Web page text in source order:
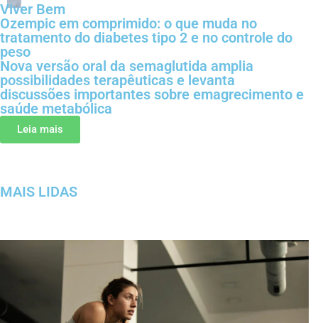
Viver Bem
Ozempic em comprimido: o que muda no
tratamento do diabetes tipo 2 e no controle do
peso
Nova versão oral da semaglutida amplia
possibilidades terapêuticas e levanta
discussões importantes sobre emagrecimento e
saúde metabólica
Leia mais
MAIS LIDAS